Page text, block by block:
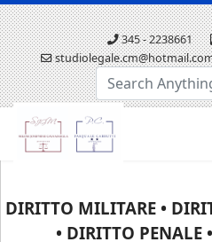
345 - 2238661
DIRITTO MILITARE •
• DIRITTO PENALE